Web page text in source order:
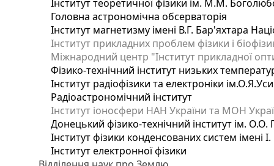
Інститут теоретичної фізики ім. М.М.
Головна астрономічна обсерваторія
Інститут магнетизму імені В.Г. Бар'яхтара
Інститут прикладних проблем фізики і
Міжнародний центр "Інститут прикладної
Фізико-технічний інститут низьких
Інститут радіофізики та електроніки
Радіоастрономічний інститут
Інститут іоносфери НАН України та МОН
Донецький фізико-технічний інститут ім. О.О.
Інститут фізики конденсованих систем імені
Інститут електронної фізики